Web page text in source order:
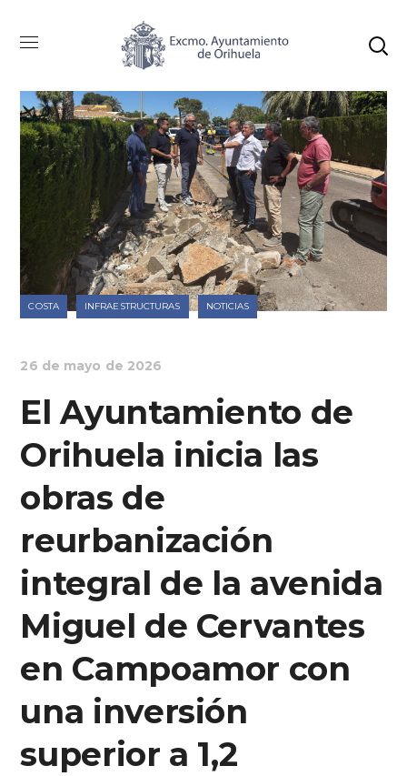
COSTA INFRAESTRUCTURAS NOTICIAS
26 de mayo de 2026
El Ayuntamiento de
Orihuela inicia las
obras de
reurbanización
integral de la avenida
Miguel de Cervantes
en Campoamor con
una inversión
superior a 1,2